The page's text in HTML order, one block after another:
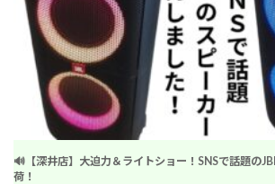
🔊【深井店】大迫力＆ライトショー！SNSで話題の
荷！